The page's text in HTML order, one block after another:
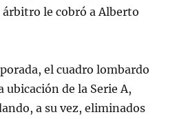
árbitro le cobró a Alberto
el cuadro lombardo
de la Serie A,
a su vez, eliminados